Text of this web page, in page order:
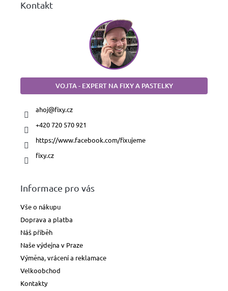
Kontakt
VOJTA - EXPERT NA FIXY A PASTELKY
ahoj@fixy.cz
+420 720 570 921
https://www.facebook.com/fixujeme
fixy.cz
Informace pro vás
Vše o nákupu
Doprava a platba
Náš příběh
Naše výdejna v Praze
Výměna, vrácení a reklamace
Velkoobchod
Kontakty